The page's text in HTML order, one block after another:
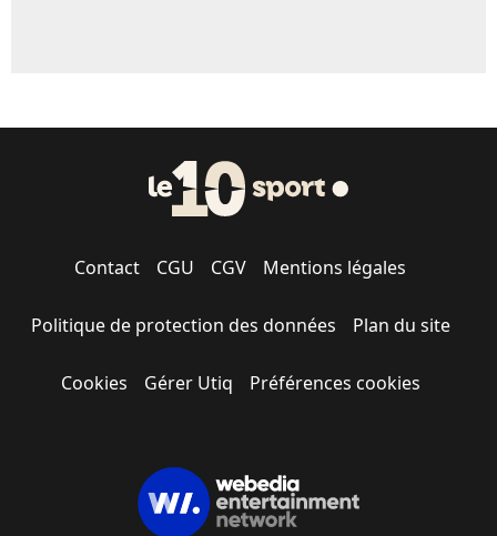
Contact CGU CGV Mentions légales
Politique de protection des données Plan du site
Cookies Gérer Utiq Préférences cookies